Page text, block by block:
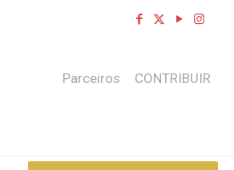
Parceiros CONTRIBUIR